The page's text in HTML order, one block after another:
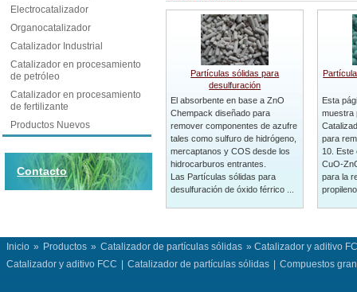
Electrocatalizador
Organocatalizador
Catalizador Industrial
Catalizador en procesamiento
de petróleo
Catalizador en procesamiento
de fertilizante
Productos Nuevos
Contacto
Partículas sólidas para
desulfuración
El absorbente en base a ZnO
Chempack diseñado para
remover componentes de azufre
tales como sulfuro de hidrógeno,
mercaptanos y COS desde los
hidrocarburos entrantes.
Las Partículas sólidas para
desulfuración de óxido férrico ...
Esta
muestra
para
10. Este
CuO-
para la
Inicio » Productos » Catalizador de partículas sólidas » Catalizador y aditivo
Catalizador y aditivo FCC
Catalizador de partículas sólidas Compuestos